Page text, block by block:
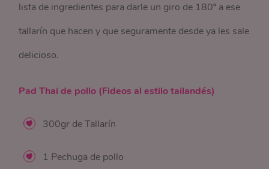
lista de ingredientes para darle un giro de 180º a ese
tallarín que hacen y que seguramente desde ya les sale
delicioso.
Pad Thai de pollo (Fideos al estilo tailandés)
300gr de Tallarín
1 Pechuga de pollo